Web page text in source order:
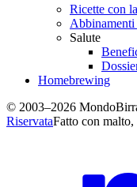
Ricette con
Salute
Homebrewing
© 2003–2026
RiservataFatto con